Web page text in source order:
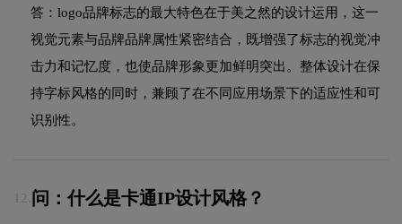
答：logo品牌标志的最大特色在于美之然的设计运用，这一
视觉元素与品牌品牌属性紧密结合，既增强了标志的视觉冲
击力和记忆度，也使品牌形象更加鲜明突出。整体设计在保
持字标风格的同时，兼顾了在不同应用场景下的适应性和可
识别性。
12. 问：什么是卡通IP设计风格？